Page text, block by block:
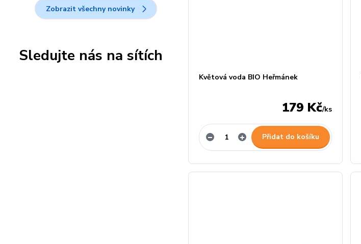
Květová voda BIO Heřmánek
179 Kč/ks
Přidat do košíku
Zobrazit všechny novinky
Sledujte nás na sítích